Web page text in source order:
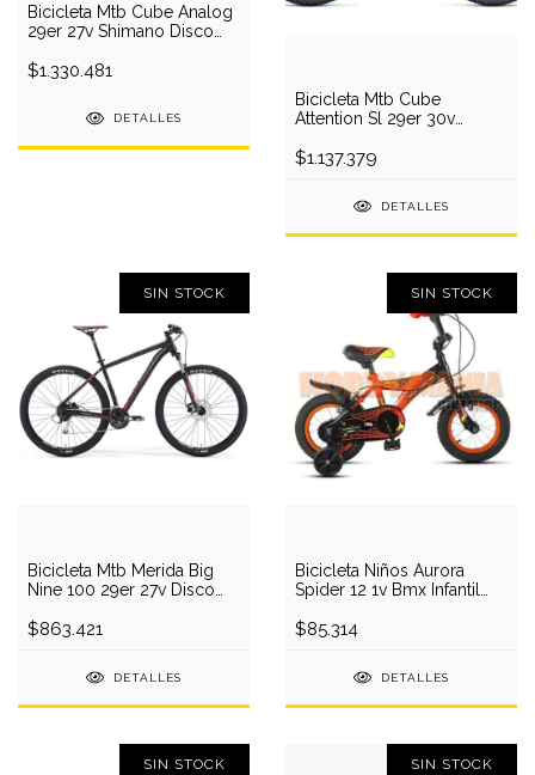
Bicicleta Mtb Cube Analog
29er 27v Shimano Disco
$1.330.481
DETALLES
Bicicleta Mtb Cube
Attention Sl 29er 30v
$1.137.379
DETALLES
SIN STOCK
Bicicleta Mtb Merida Big
Nine 100 29er 27v Disco
$863.421
DETALLES
SIN STOCK
Bicicleta Niños Aurora
Spider 12 1v Bmx Infantil
$85.314
DETALLES
SIN STOCK SIN STOCK